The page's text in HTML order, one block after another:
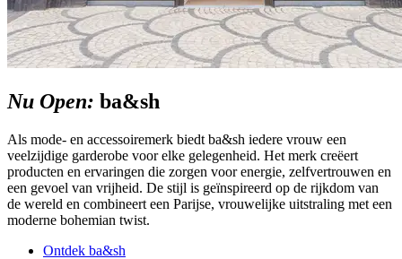
Nu Open: ba&sh
Als mode- en accessoiremerk biedt ba&sh iedere vrouw een
veelzijdige garderobe voor elke gelegenheid. Het merk creëert
producten en ervaringen die zorgen voor energie, zelfvertrouwen en
een gevoel van vrijheid. De stijl is geïnspireerd op de rijkdom van
de wereld en combineert een Parijse, vrouwelijke uitstraling met een
moderne bohemian twist.
Ontdek ba&sh